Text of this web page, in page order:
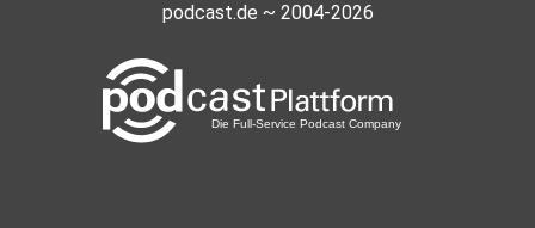
podcast.de ~ 2004-2026